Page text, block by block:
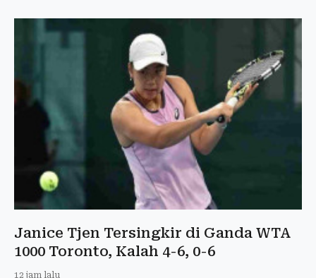
Janice Tjen Tersingkir di Ganda WTA
1000 Toronto, Kalah 4-6, 0-6
12 jam lalu